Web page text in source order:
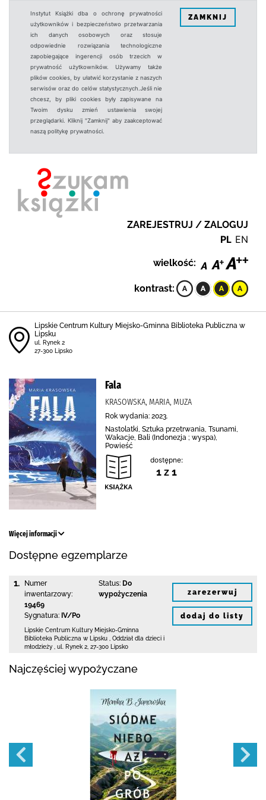
Instytut Książki dba o ochronę prywatności
użytkowników i bezpieczeństwo przetwarzania
ich danych osobowych oraz stosuje
odpowiednie rozwiązania technologiczne
zapobiegające ingerencji osób trzecich w
prywatność użytkowników. Używamy także
plików cookies, by ułatwić korzystanie z naszych
serwisów oraz do celów statystycznych.Jeśli nie
chcesz, by pliki cookies były zapisywane na
Twoim dysku zmień ustawienia swojej
przeglądarki. Kliknij "Zamknij" aby zaakceptować
naszą politykę prywatności.
ZAMKNIJ
ZAREJESTRUJ / ZALOGUJ
PL EN
wielkość:
kontrast:
Lipskie Centrum Kultury Miejsko-Gminna Biblioteka Publiczna w
Lipsku
ul. Rynek 2
27-300 Lipsko
Fala
KRASOWSKA, MARIA, MUZA
Rok wydania: 2023.
Nastolatki, Sztuka przetrwania, Tsunami,
Wakacje, Bali (Indonezja ; wyspa),
Powieść
dostępne:
1 z 1
Więcej informacji
Dostępne egzemplarze
1.
Numer
inwentarzowy:
19469
Sygnatura: IV/Po
Status: Do
wypożyczenia
Lipskie Centrum Kultury Miejsko-Gminna
Biblioteka Publiczna w Lipsku
Oddział dla dzieci i
młodzieży , ul. Rynek 2 27-300 Lipsko
zarezerwuj
dodaj do listy
Najczęściej wypożyczane